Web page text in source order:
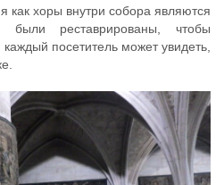
как хоры внутри собора являются
реставрированы, чтобы
посетитель может увидеть,